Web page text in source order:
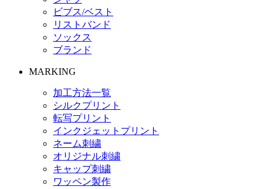
ビブス/ベスト
リストバンド
ソックス
ブランド
MARKING
加工方法一覧
シルクプリント
転写プリント
インクジェットプリント
ネーム刺繍
オリジナル刺繍
キャップ刺繍
ワッペン製作